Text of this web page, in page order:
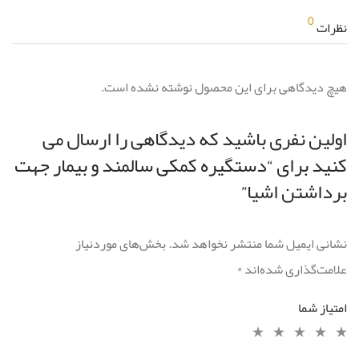
نظرات0
هیچ دیدگاهی برای این محصول نوشته نشده است.
اولین نفری باشید که دیدگاهی را ارسال می
کنید برای “دستگیره کمکی سالمند و بیمار جهت
برداشتن اشیا”
نشانی ایمیل شما منتشر نخواهد شد.بخش‌های موردنیاز
علامت‌گذاری شده‌اند*
امتیاز شما